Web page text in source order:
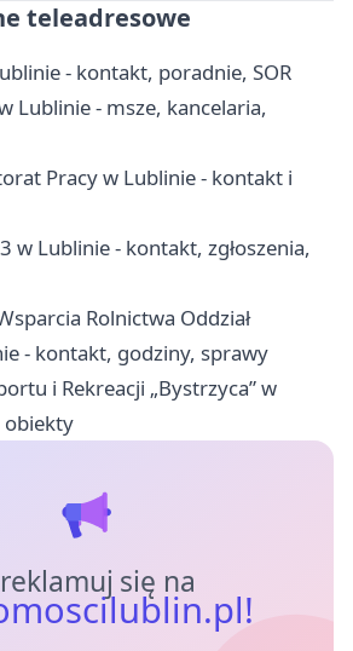
teleadresowe
- kontakt, poradnie, SOR
Lublinie - msze, kancelaria,
Pracy w Lublinie - kontakt i
w Lublinie - kontakt, zgłoszenia,
Rolnictwa Oddział
- kontakt, godziny, sprawy
i Rekreacji „Bystrzyca” w
obiekty
się na